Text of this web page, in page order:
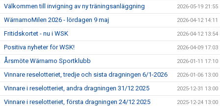
Välkommen till invigning av ny träningsanläggning 2026-05-19 21:55
WärnamoMilen 2026 - lördagen 9 maj 2026-04-12 14:11
Fritidskortet - nu i WSK 2026-04-12 13:54
Positiva nyheter för WSK! 2026-04-09 17:03
Årsmöte Wärnamo Sportklubb 2026-01-11 17:10
Vinnare reselotteriet, tredje och sista dragningen 6/1-2026 2026-01-06 13:00
Vinnare i reselotteriet, andra dragningen 31/12 2025 2025-12-31 13:00
Vinnare i reselotteriet, första dragningen 24/12 2025 2025-12-24 13:00